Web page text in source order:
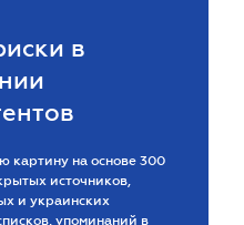
в
картину на основе 300
источников,
и украинских
упоминаний в